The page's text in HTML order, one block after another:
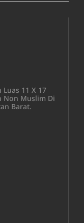
11 X 17
Non Muslim Di
Barat.